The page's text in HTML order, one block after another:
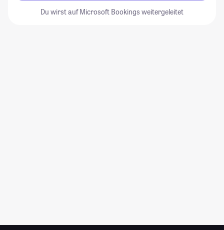
Du wirst auf Microsoft Bookings weitergeleitet